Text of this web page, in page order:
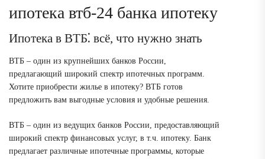
ипотека втб-24 банка ипотеку
Ипотека в ВТБ⁚ всё, что нужно знать
ВТБ – один из крупнейших банков России,
предлагающий широкий спектр ипотечных программ.
Хотите приобрести жилье в ипотеку? ВТБ готов
предложить вам выгодные условия и удобные решения.
ВТБ – один из ведущих банков России, предоставляющий
широкий спектр финансовых услуг, в т.ч. ипотеку. Банк
предлагает различные ипотечные программы, которые